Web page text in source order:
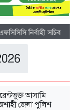
নির্বাহী সচিব
আসামি
জেলা পুলিশ